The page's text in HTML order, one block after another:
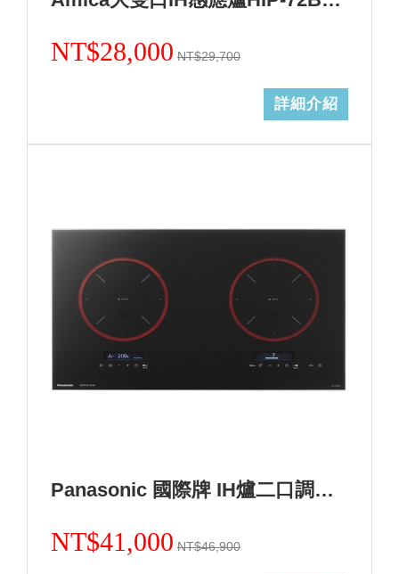
NT$28,000 NT$29,700
詳細介紹
Panasonic 國際牌 IH爐二口調理爐黑色KY-A1W70-K (無安裝)
NT$41,000 NT$46,900